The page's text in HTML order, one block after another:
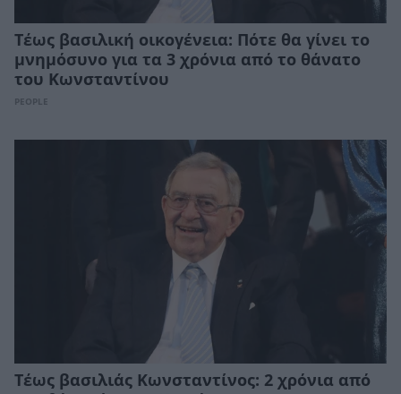
Τέως βασιλική οικογένεια: Πότε θα γίνει το
μνημόσυνο για τα 3 χρόνια από το θάνατο
του Κωνσταντίνου
PEOPLE
Τέως βασιλιάς Κωνσταντίνος: 2 χρόνια από